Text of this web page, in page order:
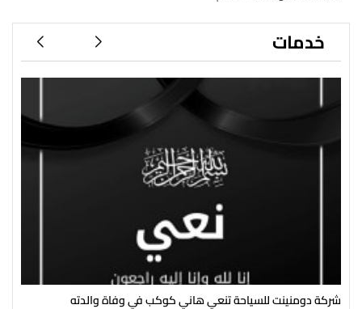
خدمات
شركة دومنينت للسياحة تنعي هاني كوكب في وفاة والدته